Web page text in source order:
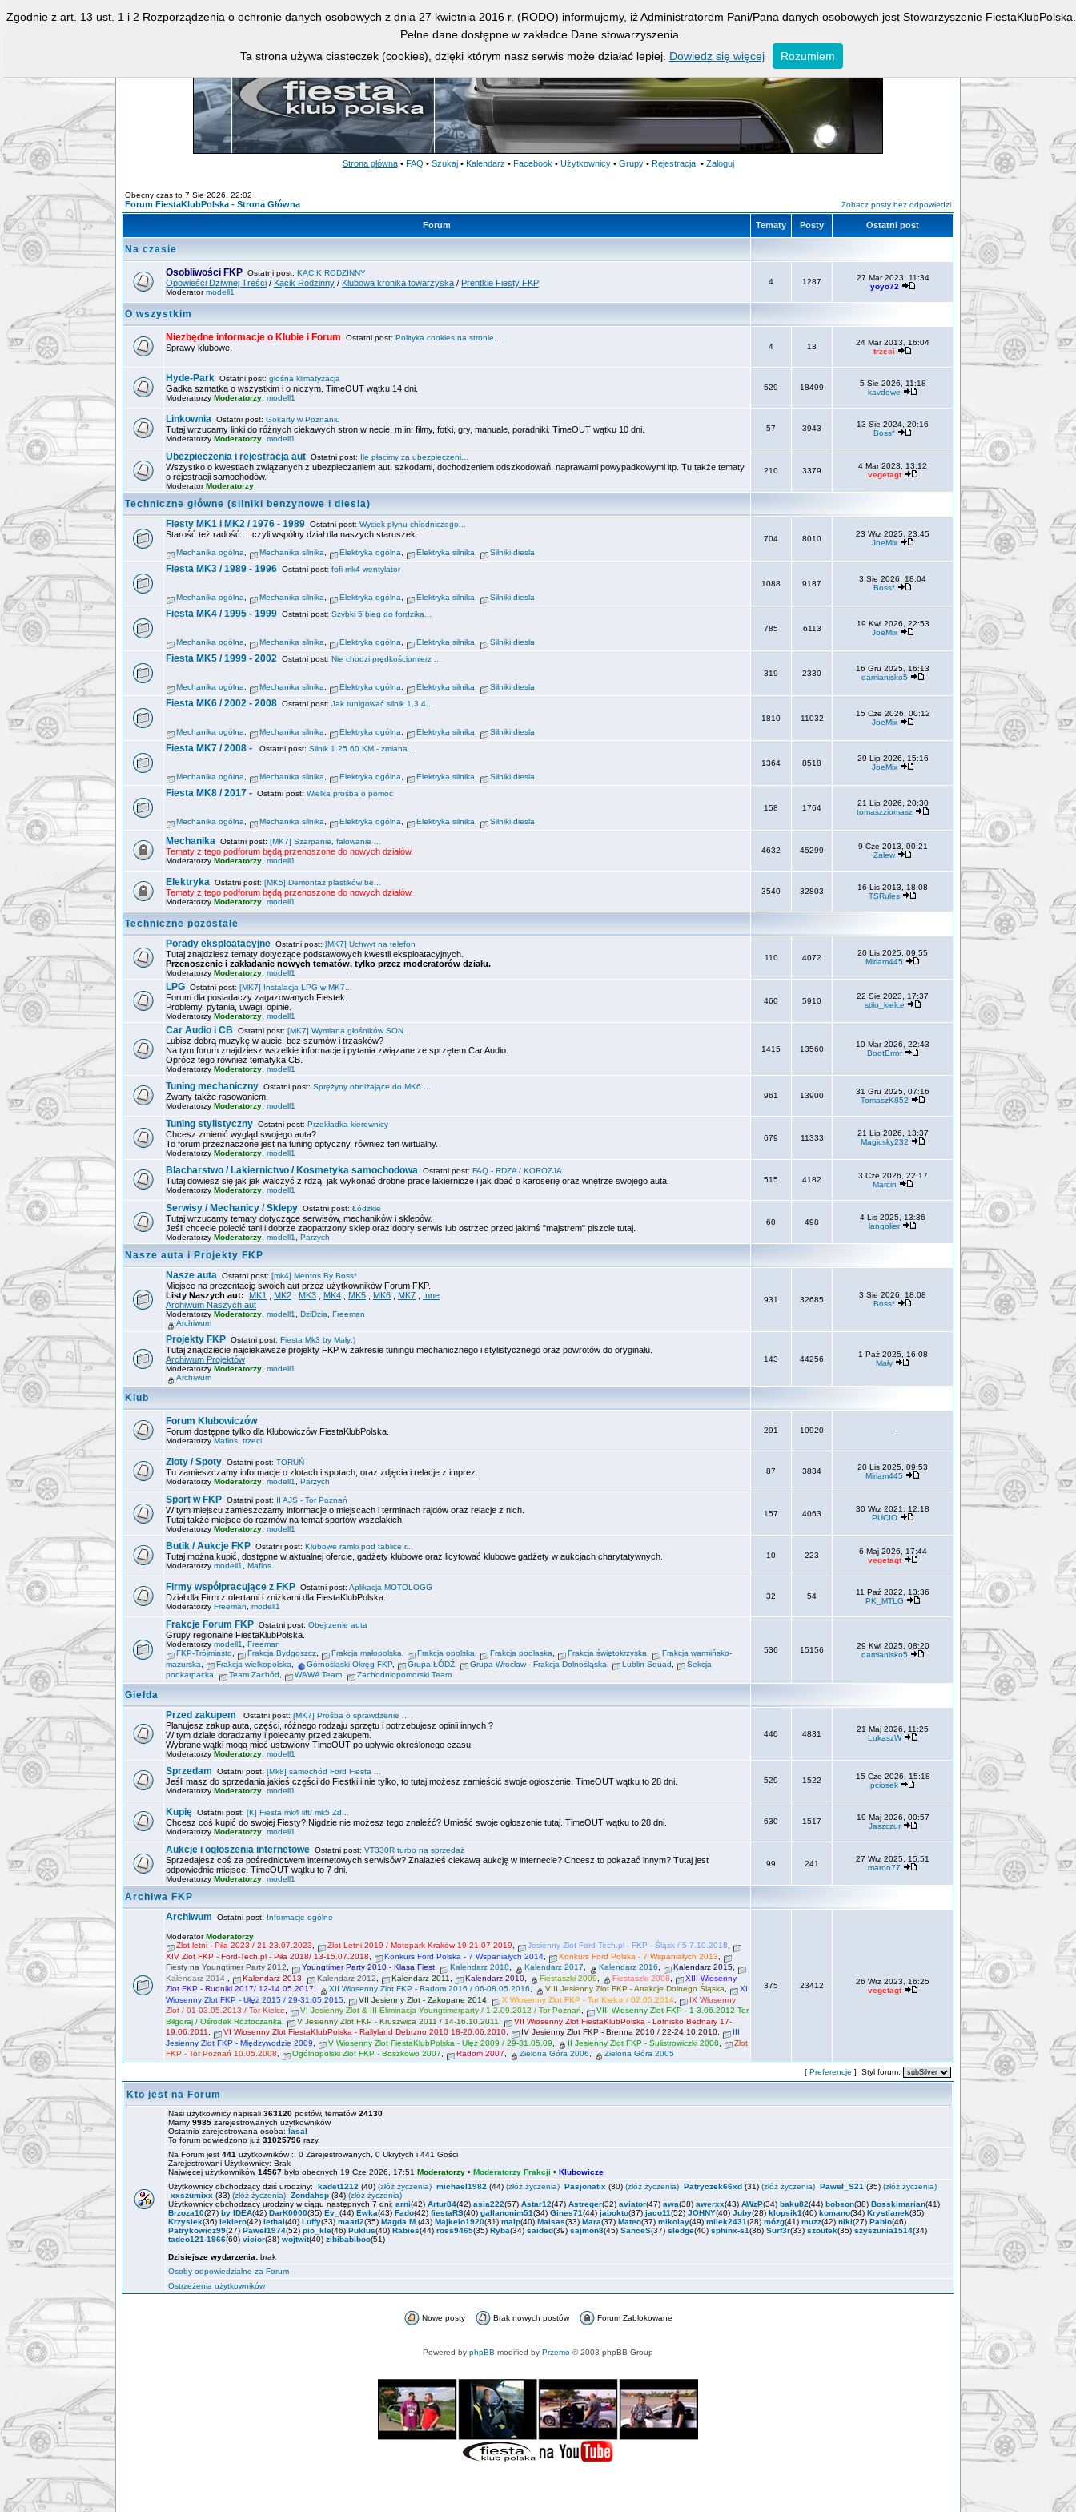
Strona główna • FAQ • Szukaj • Kalendarz • Facebook • Użytkownicy • Grupy • Rejestracja • Zaloguj
Obecny czas to 7 Sie 2026, 22:02
Forum FiestaKlubPolska - Strona Główna Zobacz posty bez odpowiedzi
Forum Tematy Posty Ostatni post
Na czasie
Osobliwości FKP Ostatni post: KĄCIK RODZINNY
Opowieści Dziwnej Treści / Kącik Rodzinny / Klubowa kronika towarzyska / Prentkie Fiesty FKP
Moderatormodell1
4 1287
27 Mar 2023, 11:34
yoyo72
O wszystkim
Niezbędne informacje o Klubie i Forum Ostatni post: Polityka cookies na stronie...
Sprawy klubowe. 4 13
24 Mar 2013, 16:04
trzeci
Hyde-Park Ostatni post: głośna klimatyzacja
Gadka szmatka o wszystkim i o niczym. TimeOUT wątku 14 dni.
Moderatorzy Moderatorzy modell1
529 18499
5 Sie 2026, 11:18
kavdowe
Linkownia Ostatni post: Gokarty w Poznaniu
Tutaj wrzucamy linki do różnych ciekawych stron w necie, m.in: filmy, fotki, gry, manuale, poradniki. TimeOUT wątku 10 dni.
Moderatorzy Moderatorzy modell1
57 3943
13 Sie 2024, 20:16
Boss*
Ubezpieczenia i rejestracja aut Ostatni post: Ile płacimy za ubezpieczeni...
Wszystko o kwestiach związanych z ubezpieczaniem aut, szkodami, dochodzeniem odszkodowań, naprawami powypadkowymi itp. Tu także tematy
o rejestracji samochodów.
ModeratorModeratorzy
210 3379
4 Mar 2023, 13:12
vegetagt
Techniczne główne (silniki benzynowe i diesla)
Fiesty MK1 i MK2 / 1976 - 1989 Ostatni post: Wyciek płynu chłodniczego...
Starość też radość ... czyli wspólny dział dla naszych staruszek.
Mechanika ogólna Mechanika silnika Elektryka ogólna Elektryka silnika Silniki diesla
704 8010
23 Wrz 2025, 23:45
JoeMix
Fiesta MK3 / 1989 - 1996 Ostatni post: fofi mk4 wentylator
Mechanika ogólna Mechanika silnika Elektryka ogólna Elektryka silnika Silniki diesla
1088 9187
3 Sie 2026, 18:04
Boss*
Fiesta MK4 / 1995 - 1999 Ostatni post: Szybki 5 bieg do fordzika...
Mechanika ogólna Mechanika silnika Elektryka ogólna Elektryka silnika Silniki diesla
785 6113
19 Kwi 2026, 22:53
JoeMix
Fiesta MK5 / 1999 - 2002 Ostatni post: Nie chodzi prędkościomierz ...
Mechanika ogólna Mechanika silnika Elektryka ogólna Elektryka silnika Silniki diesla
319 2330
16 Gru 2025, 16:13
damianisko5
Fiesta MK6 / 2002 - 2008 Ostatni post: Jak tunigować silnik 1,3 4...
Mechanika ogólna Mechanika silnika Elektryka ogólna Elektryka silnika Silniki diesla
1810 11032
15 Cze 2026, 00:12
JoeMix
Fiesta MK7 / 2008 - Ostatni post: Silnik 1.25 60 KM - zmiana ...
Mechanika ogólna Mechanika silnika Elektryka ogólna Elektryka silnika Silniki diesla
1364 8518
29 Lip 2026, 15:16
JoeMix
Fiesta MK8 / 2017 - Ostatni post: Wielka prośba o pomoc
Mechanika ogólna Mechanika silnika Elektryka ogólna Elektryka silnika Silniki diesla
158 1764
21 Lip 2026, 20:30
tomaszziomasz
Mechanika Ostatni post: [MK7] Szarpanie, falowanie ...
Tematy z tego podforum będą przenoszone do nowych działów.
Moderatorzy Moderatorzy modell1
4632 45299
9 Cze 2013, 00:21
Zalew
Elektryka Ostatni post: [MK5] Demontaż plastików be...
Tematy z tego podforum będą przenoszone do nowych działów.
Moderatorzy Moderatorzy modell1
3540 32803
16 Lis 2013, 18:08
TSRules
Techniczne pozostałe
Porady eksploatacyjne Ostatni post: [MK7] Uchwyt na telefon
Tutaj znajdziesz tematy dotyczące podstawowych kwestii eksploatacyjnych.
Przenoszenie i zakładanie nowych tematów, tylko przez moderatorów działu.
Moderatorzy Moderatorzy modell1
110 4072
20 Lis 2025, 09:55
Miriam445
LPG Ostatni post: [MK7] Instalacja LPG w MK7...
Forum dla posiadaczy zagazowanych Fiestek.
Problemy, pytania, uwagi, opinie.
Moderatorzy Moderatorzy modell1
460 5910
22 Sie 2023, 17:37
stilo_kielce
Car Audio i CB Ostatni post: [MK7] Wymiana głośników SON...
Lubisz dobrą muzykę w aucie, bez szumów i trzasków?
Na tym forum znajdziesz wszelkie informacje i pytania związane ze sprzętem Car Audio.
Oprócz tego również tematyka CB.
Moderatorzy Moderatorzy modell1
1415 13560
10 Mar 2026, 22:43
BootError
Tuning mechaniczny Ostatni post: Sprężyny obniżające do MK6 ...
Zwany także rasowaniem.
Moderatorzy Moderatorzy modell1
961 13900
31 Gru 2025, 07:16
TomaszK852
Tuning stylistyczny Ostatni post: Przekładka kierownicy
Chcesz zmienić wygląd swojego auta?
To forum przeznaczone jest na tuning optyczny, również ten wirtualny.
Moderatorzy Moderatorzy modell1
679 11333
21 Lip 2026, 13:37
Magicsky232
Blacharstwo / Lakiernictwo / Kosmetyka samochodowa Ostatni post: FAQ - RDZA / KOROZJA
Tutaj dowiesz się jak jak walczyć z rdzą, jak wykonać drobne prace lakiernicze i jak dbać o karoserię oraz wnętrze swojego auta.
Moderatorzy Moderatorzy modell1
515 4182
3 Cze 2026, 22:17
Marcin
Serwisy / Mechanicy / Sklepy Ostatni post: Łódzkie
Tutaj wrzucamy tematy dotyczące serwisów, mechaników i sklepów.
Jeśli chcecie polecić tani i dobrze zaopatrzony sklep oraz dobry serwis lub ostrzec przed jakimś "majstrem" piszcie tutaj.
Moderatorzy Moderatorzy modell1 Parzych
60 498
4 Lis 2025, 13:36
langolier
Nasze auta i Projekty FKP
Nasze auta Ostatni post: [mk4] Mentos By Boss*
Miejsce na prezentację swoich aut przez użytkowników Forum FKP.
Listy Naszych aut:
MK1 MK2 MK3 MK4 MK5 MK6 MK7
Inne
Archiwum Naszych aut
Moderatorzy Moderatorzy modell1 DziDzia
Freeman
Archiwum
931 32685
3 Sie 2026, 18:08
Boss*
Projekty FKP Ostatni post: Fiesta Mk3 by Mały:)
Tutaj znajdziecie najciekawsze projekty FKP w zakresie tuningu mechanicznego i stylistycznego oraz powrotów do oryginału.
Archiwum Projektów
Moderatorzy Moderatorzy modell1
Archiwum
143 44256
1 Paź 2025, 16:08
Mały
Klub
Forum Klubowiczów
Forum dostępne tylko dla Klubowiczów FiestaKlubPolska.
Moderatorzy Mafios trzeci
291 10920 --
Zloty / Spoty Ostatni post: TORUŃ
Tu zamieszczamy informacje o zlotach i spotach, oraz zdjęcia i relacje z imprez.
Moderatorzy Moderatorzy modell1 Parzych
87 3834
20 Lis 2025, 09:53
Miriam445
Sport w FKP Ostatni post: II AJS - Tor Poznań
W tym miejscu zamieszczamy informacje o miejscach i terminach rajdów oraz relacje z nich.
Tutaj także miejsce do rozmów na temat sportów wszelakich.
Moderatorzy Moderatorzy modell1
157 4063
30 Wrz 2021, 12:18
PUCIO
Butik / Aukcje FKP Ostatni post: Klubowe ramki pod tablice r...
Tutaj można kupić, dostępne w aktualnej ofercie, gadżety klubowe oraz licytować klubowe gadżety w aukcjach charytatywnych.
Moderatorzy modell1 Mafios
10 223
6 Maj 2026, 17:44
vegetagt
Firmy współpracujące z FKP Ostatni post: Aplikacja MOTOLOGG
Dział dla Firm z ofertami i zniżkami dla FiestaKlubPolska.
Moderatorzy Freeman modell1
32 54
11 Paź 2022, 13:36
PK_MTLG
Frakcje Forum FKP Ostatni post: Obejrzenie auta
Grupy regionalne FiestaKlubPolska.
Moderatorzy modell1
Freeman
FKP-Trójmiasto
Frakcja Bydgoszcz Frakcja małopolska Frakcja opolska Frakcja podlaska Frakcja świętokrzyska
Frakcja warmińsko-
mazurska
Frakcja wielkopolska Górnośląski Okręg FKP Grupa ŁÓDŹ Grupa Wrocław - Frakcja Dolnośląska Lublin Squad
Sekcja
podkarpacka
Team Zachód WAWA Team Zachodniopomorski Team
536 15156
29 Kwi 2025, 08:20
damianisko5
Giełda
Przed zakupem
Ostatni post: [MK7] Prośba o sprawdzenie ...
Planujesz zakup auta, części, różnego rodzaju sprzętu i potrzebujesz opinii innych ?
W tym dziale doradzamy i polecamy przed zakupem.
Wybrane wątki mogą mieć ustawiony TimeOUT po upływie określonego czasu.
Moderatorzy Moderatorzy modell1
440 4831
21 Maj 2026, 11:25
LukaszW
Sprzedam Ostatni post: [Mk8] samochód Ford Fiesta ...
Jeśli masz do sprzedania jakieś części do Fiestki i nie tylko, to tutaj możesz zamieścić swoje ogłoszenie. TimeOUT wątku to 28 dni.
Moderatorzy Moderatorzy modell1
529 1522
15 Cze 2026, 15:18
pciosek
Kupię Ostatni post: [K] Fiesta mk4 lift/ mk5 Zd...
Chcesz coś kupić do swojej Fiesty? Nigdzie nie możesz tego znaleźć? Umieść swoje ogłoszenie tutaj. TimeOUT wątku to 28 dni.
Moderatorzy Moderatorzy modell1
630 1517
19 Maj 2026, 00:57
Jaszczur
Aukcje i ogłoszenia internetowe Ostatni post: VT330R turbo na sprzedaż
Sprzedajesz coś za pośrednictwem internetowych serwisów? Znalazłeś ciekawą aukcję w internecie? Chcesz to pokazać innym? Tutaj jest
odpowiednie miejsce. TimeOUT wątku to 7 dni.
Moderatorzy Moderatorzy modell1
99 241
27 Wrz 2025, 15:51
maroo77
Archiwa FKP
Archiwum Ostatni post: Informacje ogólne
ModeratorModeratorzy
Zlot letni - Piła 2023 / 21-23.07.2023
Zlot Letni 2019 / Motopark Kraków 19-21.07.2019 Jesienny Zlot Ford-Tech.pl - FKP - Śląsk / 5-7.10.2018
XIV Zlot FKP - Ford-Tech.pl - Piła 2018/ 13-15.07.2018
Konkurs Ford Polska - 7 Wspaniałych 2014 Konkurs Ford Polska - 7 Wspaniałych 2013
Fiesty na Youngtimer Party 2012
Youngtimer Party 2010 - Klasa Fiest Kalendarz 2018 Kalendarz 2017 Kalendarz 2016 Kalendarz 2015
Kalendarz 2014
Kalendarz 2013 Kalendarz 2012 Kalendarz 2011 Kalendarz 2010 Fiestaszki 2009 Fiestaszki 2008
XIII Wiosenny
Zlot FKP - Rudniki 2017/ 12-14.05.2017
XII Wiosenny Zlot FKP - Radom 2016 / 06-08.05.2016 VIII Jesienny Zlot FKP - Atrakcje Dolnego Śląska
XI
Wiosenny Zlot FKP - Ułęż 2015 / 29-31.05.2015
VII Jesienny Zlot - Zakopane 2014 X Wiosenny Zlot FKP - Tor Kielce / 02.05.2014
IX Wiosenny
Zlot / 01-03.05.2013 / Tor Kielce
VI Jesienny Zlot & III Eliminacja Youngtimerparty / 1-2.09.2012 / Tor Poznań
VIII Wiosenny Zlot FKP - 1-3.06.2012 Tor
Biłgoraj / Ośrodek Roztoczanka
V Jesienny Zlot FKP - Kruszwica 2011 / 14-16.10.2011
VII Wiosenny Zlot FiestaKlubPolska - Lotnisko Bednary 17-
19.06.2011
VI Wiosenny Zlot FiestaKlubPolska - Rallyland Debrzno 2010 18-20.06.2010 IV Jesienny Zlot FKP - Brenna 2010 / 22-24.10.2010
III
Jesienny Zlot FKP - Międzywodzie 2009
V Wiosenny Zlot FiestaKlubPolska - Ułęż 2009 / 29-31.05.09 II Jesienny Zlot FKP - Sulistrowiczki 2008
Zlot
FKP - Tor Poznań 10.05.2008
Ogólnopolski Zlot FKP - Boszkowo 2007 Radom 2007 Zielona Góra 2006 Zielona Góra 2005
375 23412
26 Wrz 2023, 16:25
vegetagt
[ Preferencje ] Styl forum:
Kto jest na Forum
Nasi użytkownicy napisali 363120 postów, tematów24130
Mamy 9985 zarejestrowanych użytkowników
Ostatnio zarejestrowana osoba: lasal
To forum odwiedzono już 31025796 razy
Na Forum jest 441 użytkowników :: 0 Zarejestrowanych, 0 Ukrytych i 441 Gości
Zarejestrowani Użytkownicy: Brak
Najwięcej użytkowników14567 było obecnych 19 Cze 2026, 17:51 Moderatorzy • Moderatorzy Frakcji • Klubowicze
Użytkownicy obchodzący dziś urodziny: kadet1212 (40) (złóż życzenia) michael1982 (44) (złóż życzenia) Pasjonatix (30) (złóż życzenia) Patryczek66xd (31) (złóż życzenia) Paweł_S21 (35) (złóż życzenia)
xxszumixx (33) (złóż życzenia) Zondahsp (34) (złóż życzenia)
Użytkownicy obchodzący urodziny w ciągu następnych 7 dni: arni(42) Artur84(42) asia222(57) Astar12(47) Astreger(32) aviator(47) awa(38) awerxx(43) AWzP(34) baku82(44) bobson(38) Bosskimarian(41)
Brzoza10(27) by IDEA(42) DarK0000(35) Ev_ (44) Ewka(43) Fado(42) fiestaRS(40) gallanonim51(34) Gines71(44) jabokto(37) jaco11(52) JOHNY(40) Juby(28) klopsik1(40) komano(34) Krystianek(35)
Krzysiek(36) leklero(42) lethal(40) Luffy(33) maati2(35) Magda M. (43) Majkelo1920(31) malp(40) Malsas(33) Mara(37) Mateo(37) mikolay(49) milek2431(28) mózg(41) muzz(42) niki(27) Pablo(46)
Patrykowicz99(27) Paweł1974(52) pio_kle(46) Puklus(40) Rabies(44) ross9465(35) Ryba(34) saided(39) sajmon8(45) SanceS(37) sledge(40) sphinx-s1(36) Surf3r(33) szoutek(35) szyszunia1514(34)
tadeo121-1966(60) vicior(38) wojtwit(40) zibibabiboo(51)
Dzisiejsze wydarzenia: brak
Osoby odpowiedzialne za Forum
Ostrzeżenia użytkowników
Nowe posty Brak nowych postów Forum Zablokowane
Powered by phpBB modified by Przemo © 2003 phpBB Group
Zgodnie z art. 13 ust. 1 i 2 Rozporządzenia o ochronie danych osobowych z dnia 27 kwietnia 2016 r. (RODO) informujemy, iż Administratorem Pani/Pana danych osobowych jest Stowarzyszenie FiestaKlubPolska.
Pełne dane dostępne w zakładce Dane stowarzyszenia.
Ta strona używa ciasteczek (cookies), dzięki którym nasz serwis może działać lepiej. Dowiedz się więcej Rozumiem